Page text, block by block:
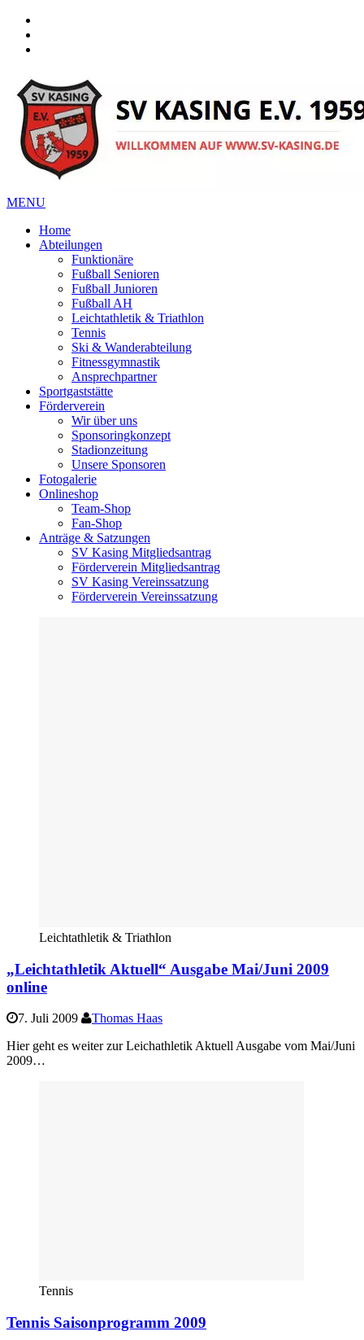
MENU
Home
Abteilungen
Funktionäre
Fußball Senioren
Fußball Junioren
Fußball AH
Leichtathletik & Triathlon
Tennis
Ski & Wanderabteilung
Fitnessgymnastik
Ansprechpartner
Sportgaststätte
Förderverein
Wir über uns
Sponsoringkonzept
Stadionzeitung
Unsere Sponsoren
Fotogalerie
Onlineshop
Team-Shop
Fan-Shop
Anträge & Satzungen
SV Kasing Mitgliedsantrag
Förderverein Mitgliedsantrag
SV Kasing Vereinssatzung
Förderverein Vereinssatzung
Leichtathletik & Triathlon
„Leichtathletik Aktuell“ Ausgabe Mai/Juni 2009
online
7. Juli 2009
Thomas Haas
Hier geht es weiter zur Leichathletik Aktuell Ausgabe vom Mai/Juni
2009…
Tennis
Tennis Saisonprogramm 2009